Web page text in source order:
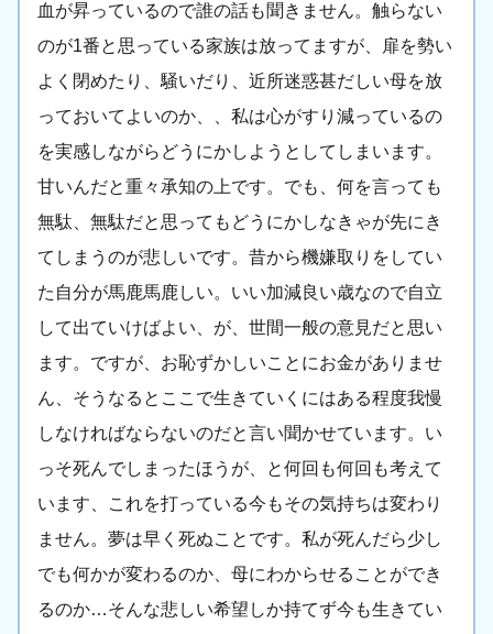
血が昇っているので誰の話も聞きません。触らない
のが1番と思っている家族は放ってますが、扉を勢い
よく閉めたり、騒いだり、近所迷惑甚だしい母を放
っておいてよいのか、、私は心がすり減っているの
を実感しながらどうにかしようとしてしまいます。
甘いんだと重々承知の上です。でも、何を言っても
無駄、無駄だと思ってもどうにかしなきゃが先にき
てしまうのが悲しいです。昔から機嫌取りをしてい
た自分が馬鹿馬鹿しい。いい加減良い歳なので自立
して出ていけばよい、が、世間一般の意見だと思い
ます。ですが、お恥ずかしいことにお金がありませ
ん、そうなるとここで生きていくにはある程度我慢
しなければならないのだと言い聞かせています。い
っそ死んでしまったほうが、と何回も何回も考えて
います、これを打っている今もその気持ちは変わり
ません。夢は早く死ぬことです。私が死んだら少し
でも何かが変わるのか、母にわからせることができ
るのか…そんな悲しい希望しか持てず今も生きてい